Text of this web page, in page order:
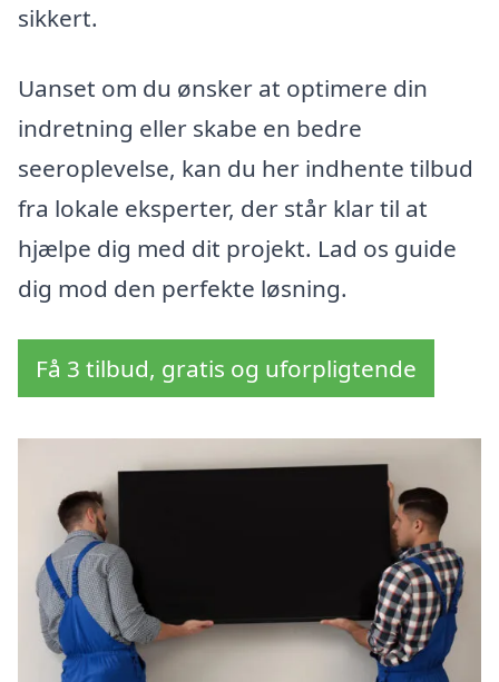
sikkert.
Uanset om du ønsker at optimere din
indretning eller skabe en bedre
seeroplevelse, kan du her indhente tilbud
fra lokale eksperter, der står klar til at
hjælpe dig med dit projekt. Lad os guide
dig mod den perfekte løsning.
Få 3 tilbud, gratis og uforpligtende